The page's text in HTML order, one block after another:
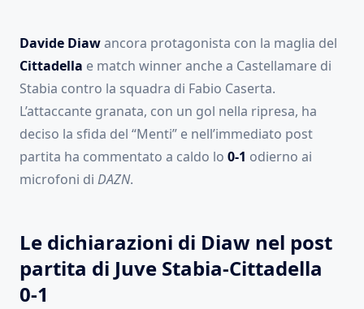
Davide Diawancora protagonista con la maglia del
Cittadella e match winner anche a Castellamare di
Stabia contro la squadra di Fabio Caserta.
L’attaccante granata, con un gol nella ripresa, ha
deciso la sfida del “Menti” e nell’immediato post
partita ha commentato a caldo lo 0-1 odierno ai
microfoni di DAZN.
Le dichiarazioni di Diaw nel post
partita di Juve Stabia-Cittadella
0-1